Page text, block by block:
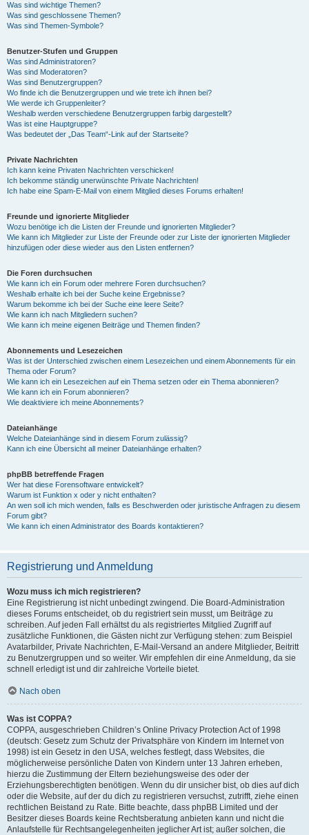
Was sind wichtige Themen?
Was sind geschlossene Themen?
Was sind Themen-Symbole?
Benutzer-Stufen und Gruppen
Was sind Administratoren?
Was sind Moderatoren?
Was sind Benutzergruppen?
Wo finde ich die Benutzergruppen und wie trete ich ihnen bei?
Wie werde ich Gruppenleiter?
Weshalb werden verschiedene Benutzergruppen farbig dargestellt?
Was ist eine Hauptgruppe?
Was bedeutet der „Das Team“-Link auf der Startseite?
Private Nachrichten
Ich kann keine Privaten Nachrichten verschicken!
Ich bekomme ständig unerwünschte Private Nachrichten!
Ich habe eine Spam-E-Mail von einem Mitglied dieses Forums erhalten!
Freunde und ignorierte Mitglieder
Wozu benötige ich die Listen der Freunde und ignorierten Mitglieder?
Wie kann ich Mitglieder zur Liste der Freunde oder zur Liste der ignorierten Mitglieder
hinzufügen oder diese wieder aus den Listen entfernen?
Die Foren durchsuchen
Wie kann ich ein Forum oder mehrere Foren durchsuchen?
Weshalb erhalte ich bei der Suche keine Ergebnisse?
Warum bekomme ich bei der Suche eine leere Seite?
Wie kann ich nach Mitgliedern suchen?
Wie kann ich meine eigenen Beiträge und Themen finden?
Abonnements und Lesezeichen
Was ist der Unterschied zwischen einem Lesezeichen und einem Abonnements für ein
Thema oder Forum?
Wie kann ich ein Lesezeichen auf ein Thema setzen oder ein Thema abonnieren?
Wie kann ich ein Forum abonnieren?
Wie deaktiviere ich meine Abonnements?
Dateianhänge
Welche Dateianhänge sind in diesem Forum zulässig?
Kann ich eine Übersicht all meiner Dateianhänge erhalten?
phpBB betreffende Fragen
Wer hat diese Forensoftware entwickelt?
Warum ist Funktion x oder y nicht enthalten?
An wen soll ich mich wenden, falls es Beschwerden oder juristische Anfragen zu diesem
Forum gibt?
Wie kann ich einen Administrator des Boards kontaktieren?
Registrierung und Anmeldung
Wozu muss ich mich registrieren?
Eine Registrierung ist nicht unbedingt zwingend. Die Board-Administration
dieses Forums entscheidet, ob du registriert sein musst, um Beiträge zu
schreiben. Auf jeden Fall erhältst du als registriertes Mitglied Zugriff auf
zusätzliche Funktionen, die Gästen nicht zur Verfügung stehen: zum Beispiel
Avatarbilder, Private Nachrichten, E-Mail-Versand an andere Mitglieder, Beitritt
zu Benutzergruppen und so weiter. Wir empfehlen dir eine Anmeldung, da sie
schnell erledigt ist und dir zahlreiche Vorteile bietet.
Nach oben
Was ist COPPA?
COPPA, ausgeschrieben Children’s Online Privacy Protection Act of 1998
(deutsch: Gesetz zum Schutz der Privatsphäre von Kindern im Internet von
1998) ist ein Gesetz in den USA, welches festlegt, dass Websites, die
möglicherweise persönliche Daten von Kindern unter 13 Jahren erheben,
hierzu die Zustimmung der Eltern beziehungsweise des oder der
Erziehungsberechtigten benötigen. Wenn du dir unsicher bist, ob dies auf dich
oder die Website, auf der du dich zu registrieren versuchst, zutrifft, ziehe einen
rechtlichen Beistand zu Rate. Bitte beachte, dass phpBB Limited und der
Besitzer dieses Boards keine Rechtsberatung anbieten kann und nicht die
Anlaufstelle für Rechtsangelegenheiten jeglicher Art ist; außer solchen, die